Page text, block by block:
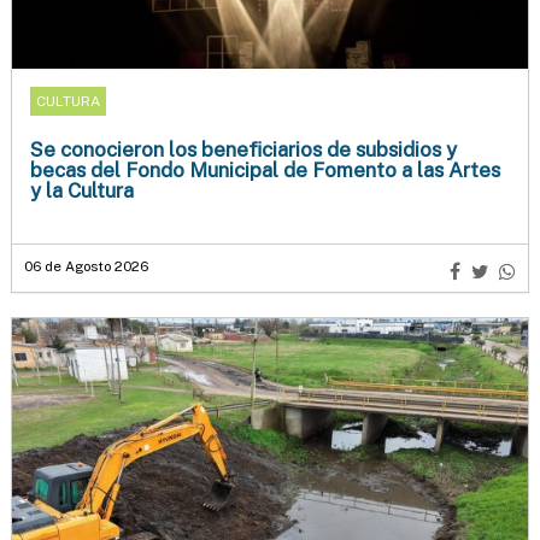
CULTURA
Se conocieron los beneficiarios de subsidios y
becas del Fondo Municipal de Fomento a las Artes
y la Cultura
06 de Agosto 2026